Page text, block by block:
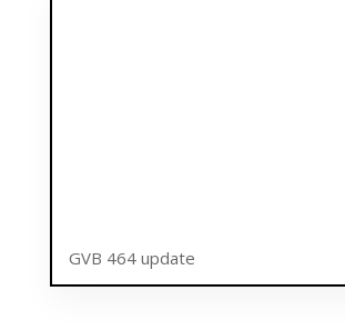
GVB 464 update